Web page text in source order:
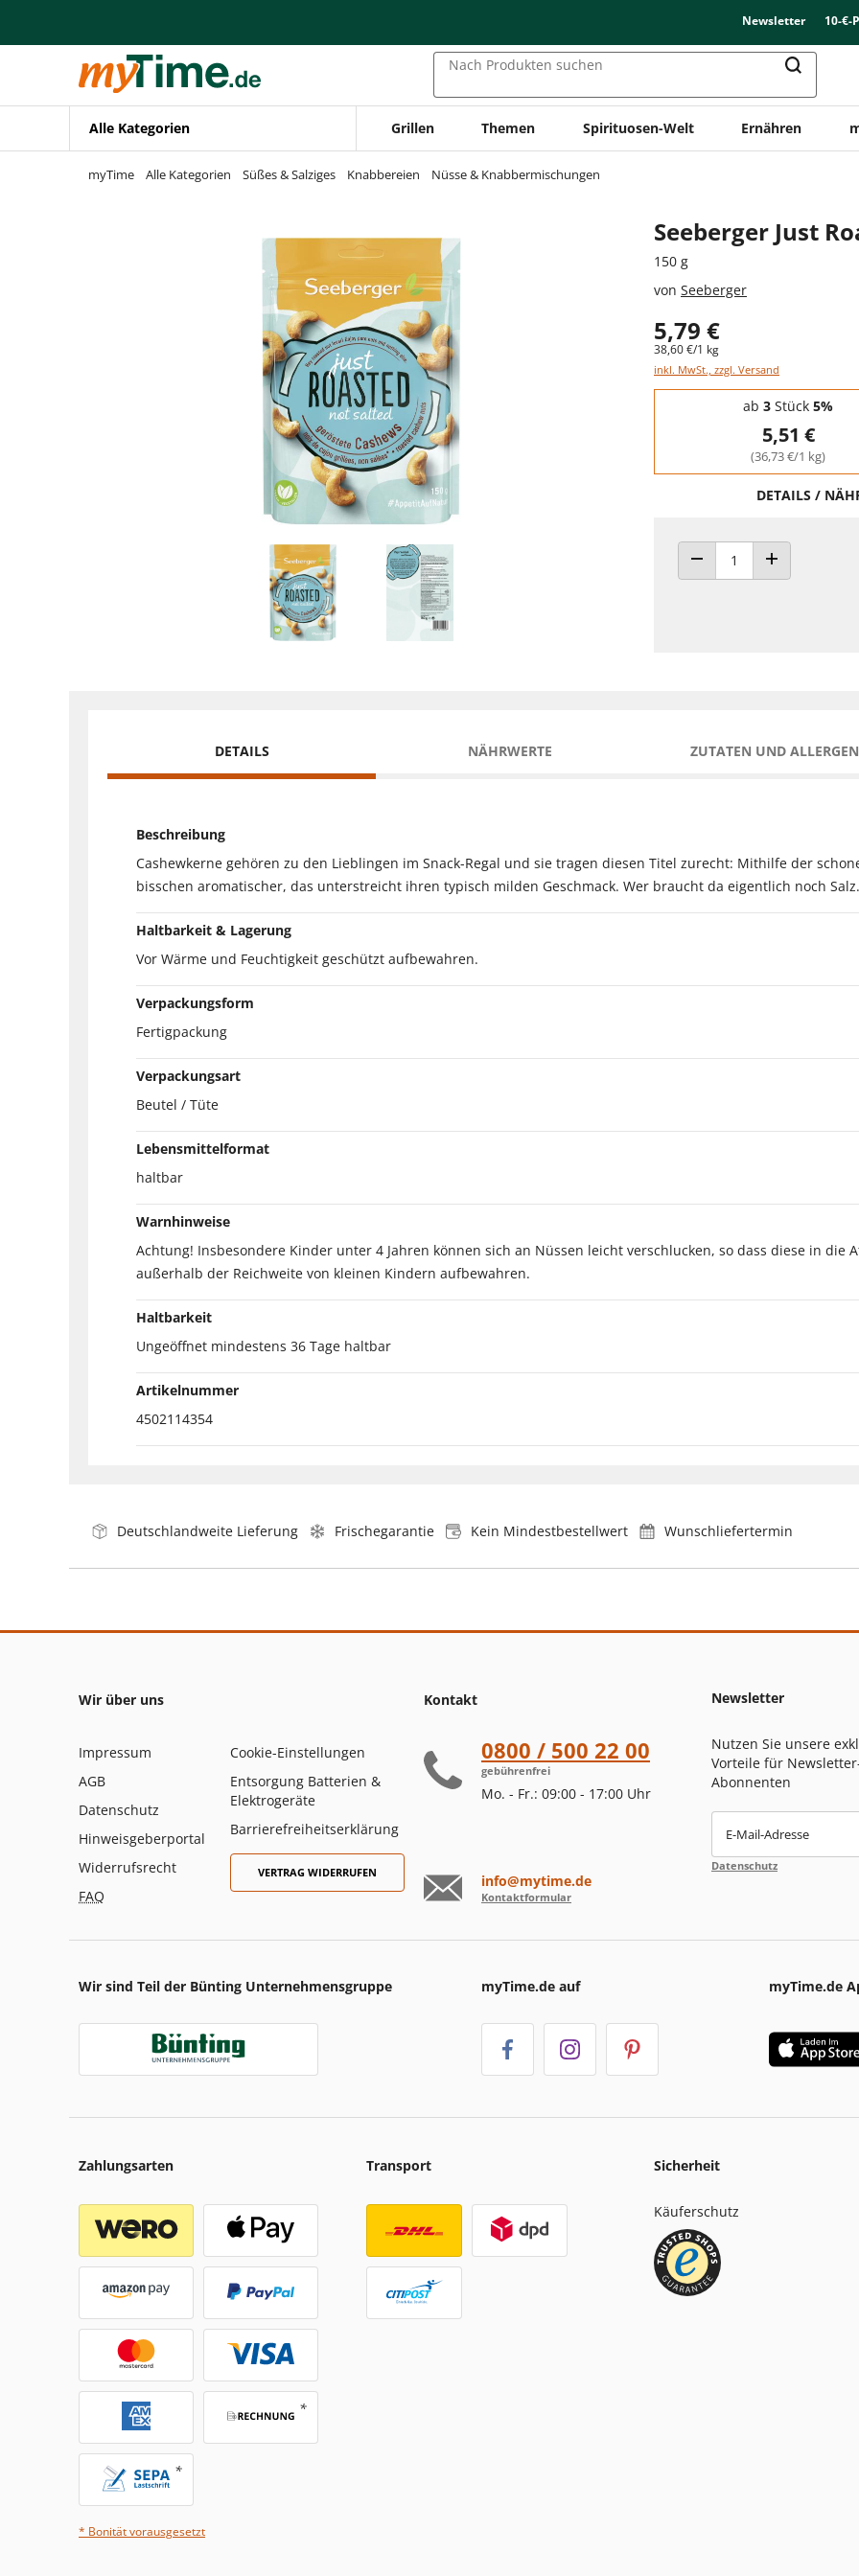
Zur Navigation springen
Zur Suche springen
Newsletter 10-€-
Nach Produkten suchen
Alle Kategorien Grillen Themen Spirituosen-Welt Ernähren
myTime Alle Kategorien Süßes & Salziges Knabbereien Nüsse & Knabbermischungen
Seeberger Just
150 g
von Seeberger
5,79 €
38,60 €/1 kg
inkl. MwSt., zzgl. Versand
Staffelpreise - Mengenrabatt
ab 3 Stück 5%
5,51 €
(36,73 €/1 kg)
DETAILS /
ANZAHL VERRINGERN
ANZAHL
DETAILS NÄHRWERTE ZUTATEN UND
Beschreibung
Cashewkerne gehören zu den Lieblingen im Snack-Regal und sie tragen diesen Titel zurecht: Mithilfe der
bisschen aromatischer, das unterstreicht ihren typisch milden Geschmack. Wer braucht da eigentlich noch
Haltbarkeit & Lagerung
Vor Wärme und Feuchtigkeit geschützt aufbewahren.
Verpackungsform
Fertigpackung
Verpackungsart
Beutel / Tüte
Lebensmittelformat
haltbar
Warnhinweise
Achtung! Insbesondere Kinder unter 4 Jahren können sich an Nüssen leicht verschlucken, so dass diese in die
außerhalb der Reichweite von kleinen Kindern aufbewahren.
Haltbarkeit
Ungeöffnet mindestens 36 Tage haltbar
Artikelnummer
4502114354
Deutschlandweite Lieferung Frischegarantie Kein Mindestbestellwert Wunschliefertermin
Wir über uns
Impressum
AGB
Datenschutz
Hinweisgeberportal
Widerrufsrecht
FAQ
Cookie-Einstellungen
Entsorgung Batterien &
Elektrogeräte
Barrierefreiheitserklärung
VERTRAG WIDERRUFEN
Kontakt
0800 / 500 22 00
gebührenfrei
Mo. - Fr.: 09:00 - 17:00 Uhr
info@mytime.de
Kontaktformular
Newsletter
Nutzen Sie unsere
Vorteile für
Abonnenten
E-Mail-Adresse
Datenschutz
Wir sind Teil der Bünting Unternehmensgruppe myTime.de auf myTime.de
Zahlungsarten
* Bonität vorausgesetzt
Transport Sicherheit
Käuferschutz